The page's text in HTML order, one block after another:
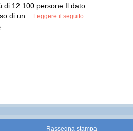
di 12.100 persone.Il dato
di un...
Leggere il seguito
Rassegna stampa